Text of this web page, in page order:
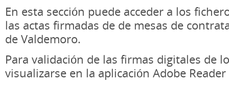
En esta sección puede acceder a los
las actas firmadas de de mesas de
de Valdemoro.
Para validación de las firmas digitales de
visualizarse en la aplicación Adobe Reader